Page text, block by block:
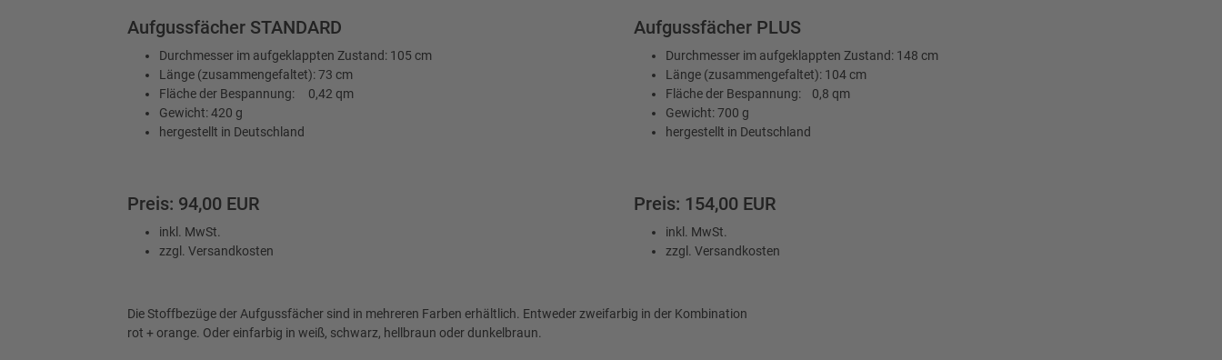
Aufgussfächer STANDARD
Durchmesser im aufgeklappten Zustand: 105 cm
Länge (zusammengefaltet): 73 cm
Fläche der Bespannung: 0,42 qm
Gewicht: 420 g
hergestellt in Deutschland
Preis: 94,00 EUR
inkl. MwSt.
zzgl. Versandkosten
Aufgussfächer PLUS
Durchmesser im aufgeklappten Zustand: 148 cm
Länge (zusammengefaltet): 104 cm
Fläche der Bespannung: 0,8 qm
Gewicht: 700 g
hergestellt in Deutschland
Preis: 154,00 EUR
inkl. MwSt.
zzgl. Versandkosten
Die Stoffbezüge der Aufgussfächer sind in mehreren Farben erhältlich. Entweder zweifarbig in der Kombination
rot + orange. Oder einfarbig in weiß, schwarz, hellbraun oder dunkelbraun.